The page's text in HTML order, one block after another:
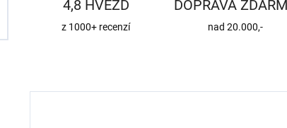
4,8 HVĚZD
z 1000+ recenzí
DOPRAVA
nad 20.000,-